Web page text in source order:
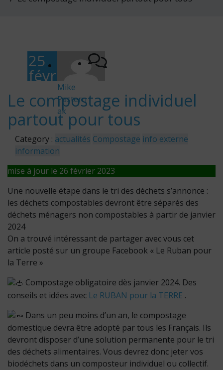
25
févr
202
3
Mike
Pastern
ak
-
Le compostage individuel
partout pour tous
Category : actualités Compostage info externe
information
mise à jour le 26 février 2023
Une nouvelle étape dans le tri des déchets s’annonce :
les déchets compostables devront être séparés des
déchets ménagers non compostables à partir de janvier
2024
On a trouvé intéressant de partager avec vous cet
article posté sur un groupe Facebook « Le Ruban pour
la Terre »
Compostage obligatoire dès janvier 2024. Des
conseils et idées avec Le RUBAN pour la TERRE .
Dans un peu moins d’un an, le compostage
domestique devra être adopté par tous les Français. Ils
devront disposer d’une solution permanente pour le tri
des déchets alimentaires. Vous devrez donc jeter vos
biodéchets dans un composteur individuel ou collectif.